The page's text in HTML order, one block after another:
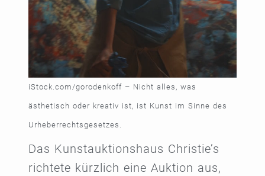
iStock.com/gorodenkoff – Nicht alles, was
ästhetisch oder kreativ ist, ist Kunst im Sinne des
Urheberrechtsgesetzes.
Das Kunstauktionshaus Christie’s
richtete kürzlich eine Auktion aus,